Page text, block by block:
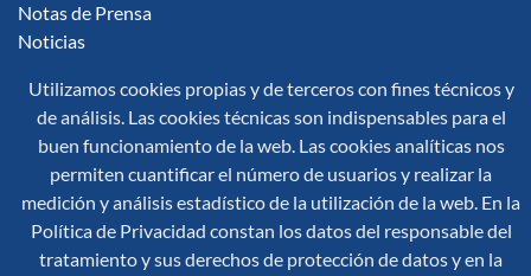
Notas de Prensa
Noticias
Infografías
Síguenos en redes sociales:
Utilizamos cookies propias y de terceros con fines técnicos y
de análisis. Las cookies técnicas son indispensables para el
buen funcionamiento de la web. Las cookies analíticas nos
permiten cuantificar el número de usuarios y realizar la
medición y análisis estadístico de la utilización de la web. En la
Política de Privacidad constan los datos del responsable del
tratamiento y sus derechos de protección de datos y en la